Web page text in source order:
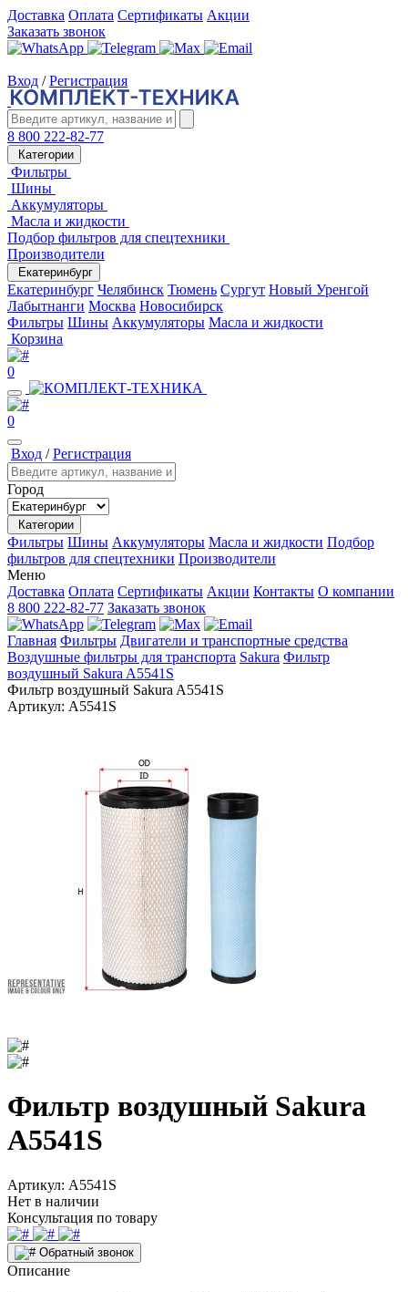
Доставка Оплата Сертификаты Акции
Заказать звонок
Вход / Регистрация
8 800 222-82-77
Категории
Фильтры
Шины
Аккумуляторы
Масла и жидкости
Подбор фильтров для спецтехники
Производители
Екатеринбург
Екатеринбург Челябинск Тюмень Сургут Новый Уренгой
Лабытнанги Москва Новосибирск
Фильтры Шины Аккумуляторы Масла и жидкости
Корзина
0
0
Вход /Регистрация
Город
Категории
Фильтры Шины Аккумуляторы Масла и жидкости Подбор
фильтров для спецтехники Производители
Меню
Доставка Оплата Сертификаты Акции Контакты О компании
8 800 222-82-77 Заказать звонок
Главная Фильтры Двигатели и транспортные средства
Воздушные фильтры для транспорта Sakura Фильтр
воздушный Sakura A5541S
Фильтр воздушный Sakura A5541S
Артикул: A5541S
Фильтр воздушный Sakura
A5541S
Артикул: A5541S
Нет в наличии
Консультация по товару
Обратный звонок
Описание